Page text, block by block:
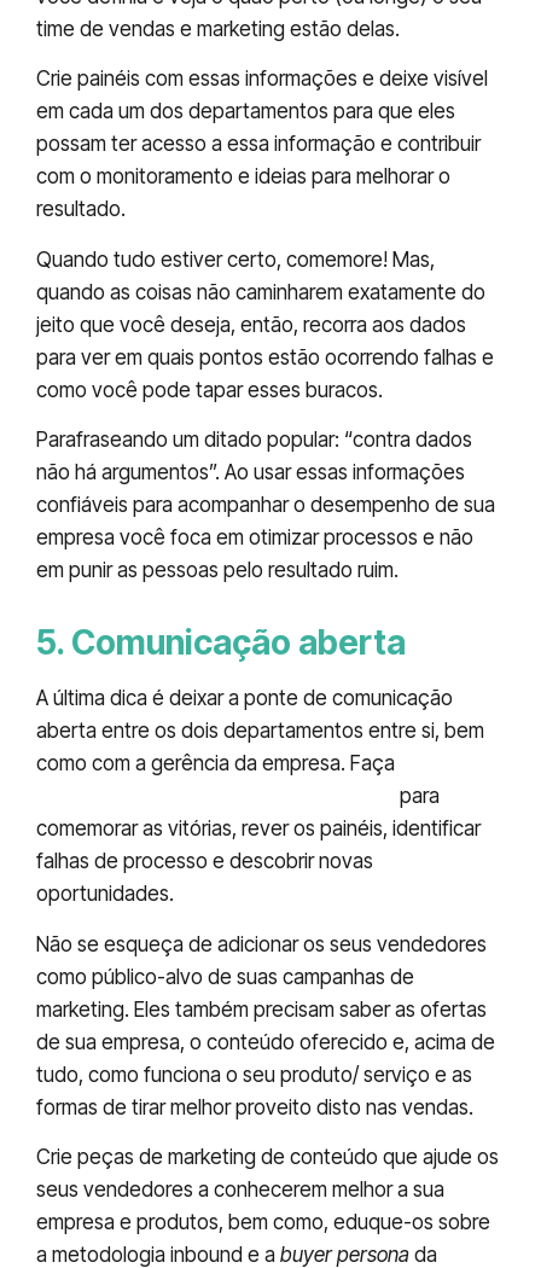
time de vendas e marketing estão delas.
Crie painéis com essas informações e deixe visível
em cada um dos departamentos para que eles
possam ter acesso a essa informação e contribuir
com o monitoramento e ideias para melhorar o
resultado.
Quando tudo estiver certo, comemore! Mas,
quando as coisas não caminharem exatamente do
jeito que você deseja, então, recorra aos dados
para ver em quais pontos estão ocorrendo falhas e
como você pode tapar esses buracos.
Parafraseando um ditado popular: “contra dados
não há argumentos”. Ao usar essas informações
confiáveis para acompanhar o desempenho de sua
empresa você foca em otimizar processos e não
em punir as pessoas pelo resultado ruim.
5. Comunicação aberta
A última dica é deixar a ponte de comunicação
aberta entre os dois departamentos entre si, bem
como com a gerência da empresa. Faça
para
comemorar as vitórias, rever os painéis, identificar
falhas de processo e descobrir novas
oportunidades.
Não se esqueça de adicionar os seus vendedores
como público-alvo de suas campanhas de
marketing. Eles também precisam saber as ofertas
de sua empresa, o conteúdo oferecido e, acima de
tudo, como funciona o seu produto/ serviço e as
formas de tirar melhor proveito disto nas vendas.
Crie peças de marketing de conteúdo que ajude os
seus vendedores a conhecerem melhor a sua
empresa e produtos, bem como, eduque-os sobre
a metodologia inbound e a buyer persona da